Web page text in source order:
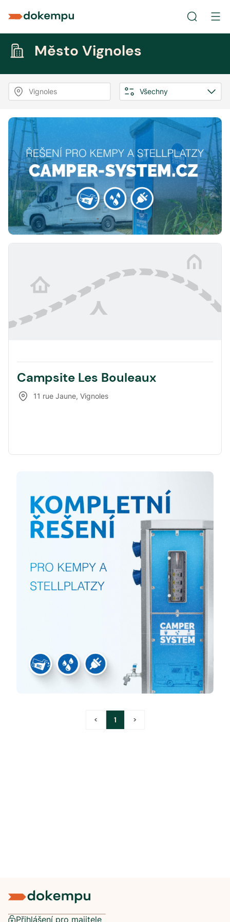
Město Vignoles
Vignoles Všechny
Campsite Les Bouleaux
11 rue Jaune, Vignoles
< 1 >
Přihlášení pro majitele